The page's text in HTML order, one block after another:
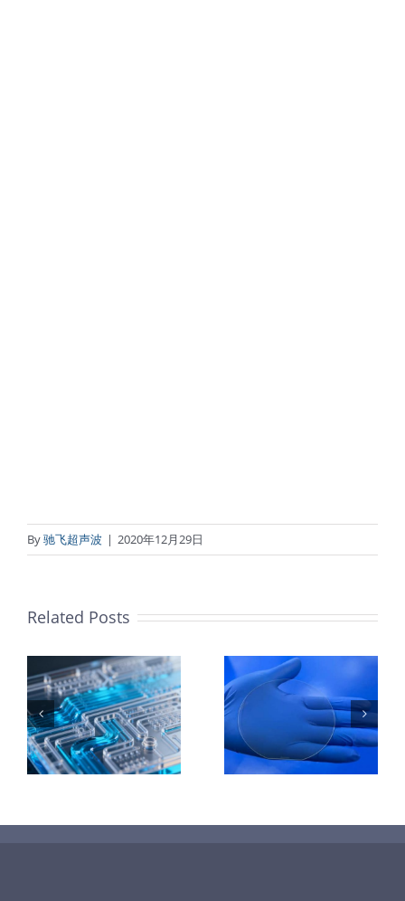
By驰飞超声波 | 2020年12月29日
Related Posts
超声波喷涂
TiO₂涂层
PET石墨烯保
护膜特性和应
用